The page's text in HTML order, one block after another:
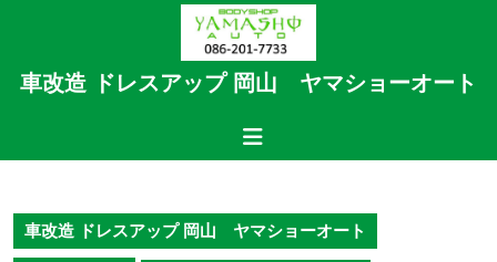
車改造 ドレスアップ 岡山 ヤマショーオート
車改造 ドレスアップ 岡山 ヤマショーオート